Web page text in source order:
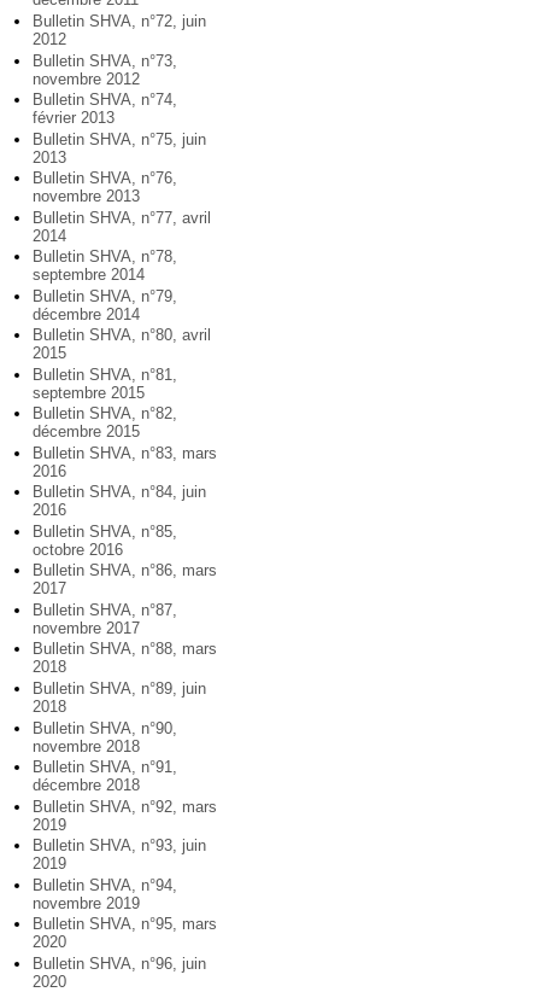
Bulletin SHVA, n°72, juin
2012
Bulletin SHVA, n°73,
novembre 2012
Bulletin SHVA, n°74,
février 2013
Bulletin SHVA, n°75, juin
2013
Bulletin SHVA, n°76,
novembre 2013
Bulletin SHVA, n°77, avril
2014
Bulletin SHVA, n°78,
septembre 2014
Bulletin SHVA, n°79,
décembre 2014
Bulletin SHVA, n°80, avril
2015
Bulletin SHVA, n°81,
septembre 2015
Bulletin SHVA, n°82,
décembre 2015
Bulletin SHVA, n°83, mars
2016
Bulletin SHVA, n°84, juin
2016
Bulletin SHVA, n°85,
octobre 2016
Bulletin SHVA, n°86, mars
2017
Bulletin SHVA, n°87,
novembre 2017
Bulletin SHVA, n°88, mars
2018
Bulletin SHVA, n°89, juin
2018
Bulletin SHVA, n°90,
novembre 2018
Bulletin SHVA, n°91,
décembre 2018
Bulletin SHVA, n°92, mars
2019
Bulletin SHVA, n°93, juin
2019
Bulletin SHVA, n°94,
novembre 2019
Bulletin SHVA, n°95, mars
2020
Bulletin SHVA, n°96, juin
2020